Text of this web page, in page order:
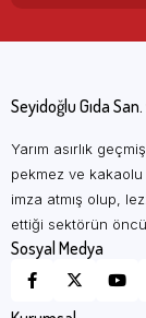
Seyidoğlu Gıda San.
Yarım asırlık
pekmez ve
imza atmış olup,
ettiği sektörün
Sosyal Medya